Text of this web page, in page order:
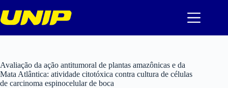
para
o
Avaliação da ação antitumoral de plantas amazônicas e da
Mata Atlântica: atividade citotóxica contra cultura de células
de carcinoma espinocelular de boca